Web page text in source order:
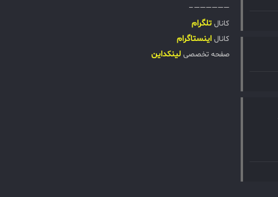
——————–
کانال تلگرام
کانال اینستاگرام
صفحه تخصصی لینکداین